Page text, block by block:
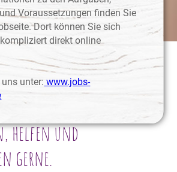
Voraussetzungen finden Sie
Dort können Sie sich
direkt online
unter: www.jobs-
helfen und
gerne.